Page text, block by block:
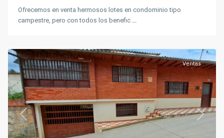
Ofrecemos en venta hermosos lotes en condominio tipo
campestre, pero con todos los benefic
Centro,
Silvania
Previous Next
Ventas